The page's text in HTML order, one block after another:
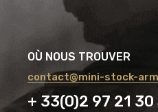
OÙ NOUS TROUVER
contact@mini-stock-
+ 33(0)2 97 21 30